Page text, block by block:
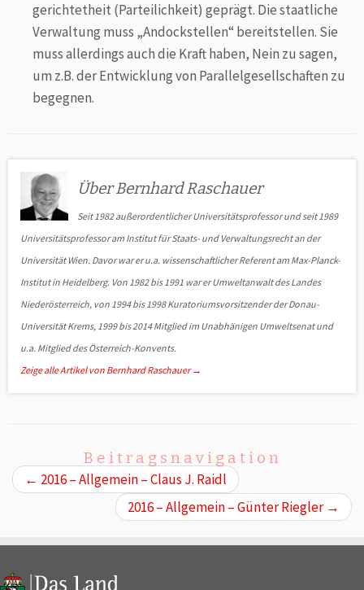
gerichtetheit (Parteilichkeit) geprägt. Die staatliche
Ver­waltung muss „Andockstellen“ bereit­stellen. Sie
muss allerdings auch die Kraft haben, Nein zu sagen,
um z.B. der Entwicklung von Parallelgesellschaften zu
begegnen.
Über Bernhard Raschauer
Seit 1982 außerordentlicher Universitätsprofessor und seit 1989
Uni­versitätsprofessor am Institut für Staats- und Verwaltungsrecht an der
Universität Wien. Davor war er u.a. wissenschaftlicher Referent am Max-Planck-
Institut in Heidelberg. Von 1982 bis 1991 war er Umwelt­anwalt des Landes
Niederösterreich, von 1994 bis 1998 Kura­toriums­vorsitzender der Donau-
Universität Krems, 1999 bis 2014 Mitglied im Unabhänigen Umweltsenat und
u.a. Mitglied des Österreich-Konvents.
Zeige alle Artikel von Bernhard Raschauer→
Beitragsnavigation
← 2016 – Allgemein – Claus J. Raidl
2016 – Allgemein – Günter Riegler →